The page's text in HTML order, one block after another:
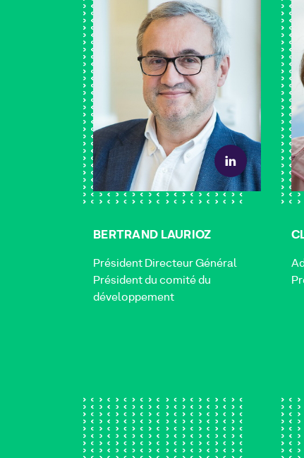
BERTRAND LAURIOZ
Président Directeur Général
Président du comité du
développement